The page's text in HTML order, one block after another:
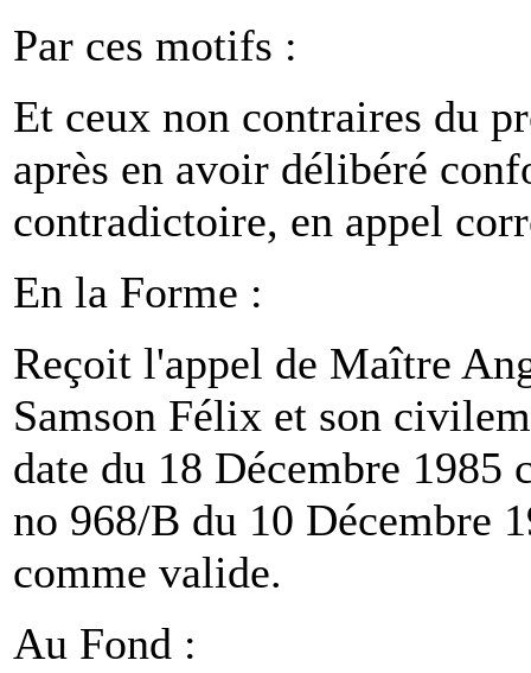
Par ces motifs :
Et ceux non contraires du
après en avoir délibéré
contradictoire, en appel
En la Forme :
Reçoit l'appel de Maître
Samson Félix et son
date du 18 Décembre
no 968/B du 10 Décembre
comme valide.
Au Fond :